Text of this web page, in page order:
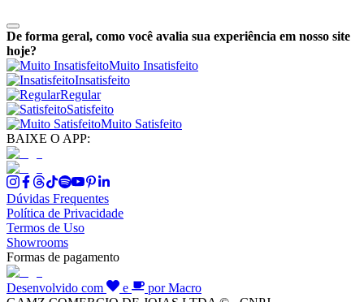
De forma geral, como você avalia sua experiência em nosso site
hoje?
Muito Insatisfeito
Insatisfeito
Regular
Satisfeito
Muito Satisfeito
BAIXE O APP:
Dúvidas Frequentes
Política de Privacidade
Termos de Uso
Showrooms
Formas de pagamento
Desenvolvido com e
por Macro